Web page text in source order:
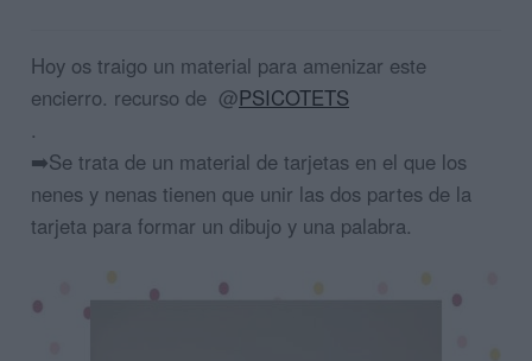
Hoy os traigo un material para amenizar este
encierro. recurso de @PSICOTETS
.
➡️Se trata de un material de tarjetas en el que los
nenes y nenas tienen que unir las dos partes de la
tarjeta para formar un dibujo y una palabra.